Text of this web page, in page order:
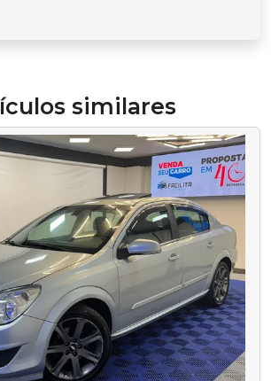
similares